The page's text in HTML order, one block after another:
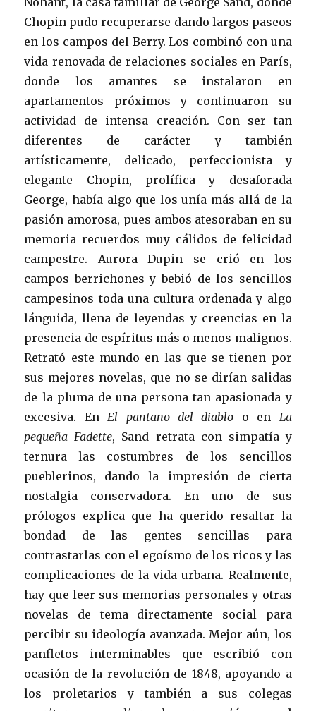
Chopin pudo recuperarse dando largos paseos
en los campos del Berry. Los combinó con una
vida renovada de relaciones sociales en París,
donde los amantes se instalaron en
apartamentos próximos y continuaron su
actividad de intensa creación. Con ser tan
diferentes de carácter y también
artísticamente, delicado, perfeccionista y
elegante Chopin, prolífica y desaforada
George, había algo que los unía más allá de la
pasión amorosa, pues ambos atesoraban en su
memoria recuerdos muy cálidos de felicidad
campestre. Aurora Dupin se crió en los
campos berrichones y bebió de los sencillos
campesinos toda una cultura ordenada y algo
lánguida, llena de leyendas y creencias en la
presencia de espíritus más o menos malignos.
Retrató este mundo en las que se tienen por
sus mejores novelas, que no se dirían salidas
de la pluma de una persona tan apasionada y
excesiva. EnEl pantano del diablo o en La
pequeña Fadette, Sand retrata con simpatía y
ternura las costumbres de los sencillos
pueblerinos, dando la impresión de cierta
nostalgia conservadora. En uno de sus
prólogos explica que ha querido resaltar la
bondad de las gentes sencillas para
contrastarlas con el egoísmo de los ricos y las
complicaciones de la vida urbana. Realmente,
hay que leer sus memorias personales y otras
novelas de tema directamente social para
percibir su ideología avanzada. Mejor aún, los
panfletos interminables que escribió con
ocasión de la revolución de 1848, apoyando a
los proletarios y también a sus colegas